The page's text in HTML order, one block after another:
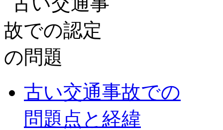
古い交通事故での
問題点と経緯